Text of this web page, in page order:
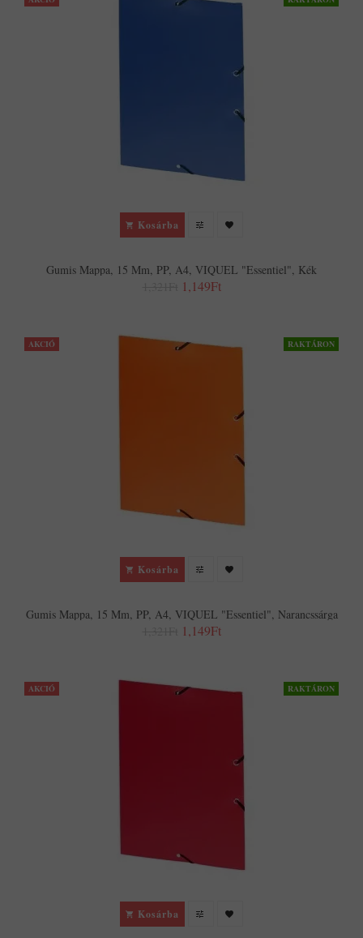
Kosárba
Gumis Mappa, 15 Mm, PP, A4, VIQUEL "Essentiel", Kék
1,149Ft
AKCIÓ RAKTÁRON
Kosárba
Gumis Mappa, 15 Mm, PP, A4, VIQUEL "Essentiel", Narancssárga
1,149Ft
AKCIÓ RAKTÁRON
Kosárba